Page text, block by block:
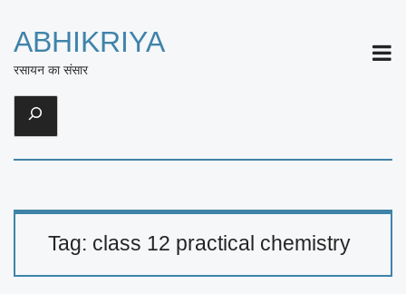
ABHIKRIYA
रसायन का संसार
Search
Tag: class 12 practical chemistry